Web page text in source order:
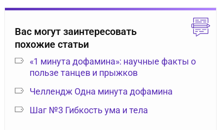
Вас могут заинтересовать
похожие статьи
«1 минута дофамина»: научные факты о
пользе танцев и прыжков
Челлендж Одна минута дофамина
Шаг №3 Гибкость ума и тела